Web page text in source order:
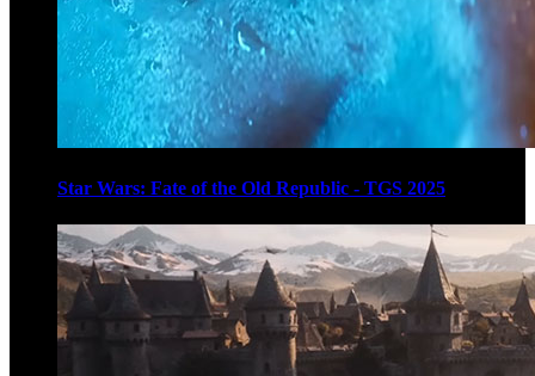
Star Wars: Fate of the Old Republic - TGS 2025